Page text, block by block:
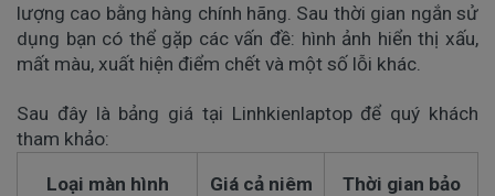
lượng cao bằng hàng chính hãng. Sau thời gian ngắn sử
dụng bạn có thể gặp các vấn đề: hình ảnh hiển thị xấu,
mất màu, xuất hiện điểm chết và một số lỗi khác.
Sau đây là bảng giá tại Linhkienlaptop để quý khách
tham khảo:
Loại màn hình
Giá cả niêm
Thời gian bảo